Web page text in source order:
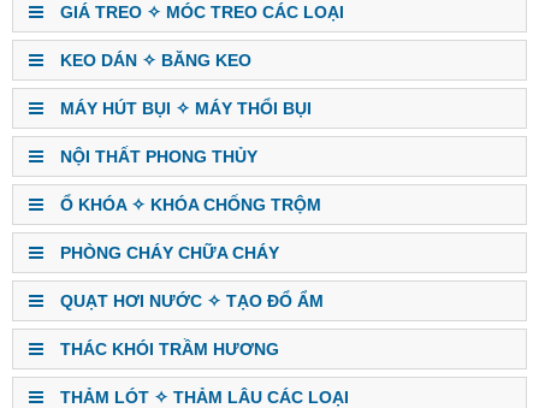
GIÁ TREO ✧ MÓC TREO CÁC LOẠI
KEO DÁN ✧ BĂNG KEO
MÁY HÚT BỤI ✧ MÁY THỔI BỤI
NỘI THẤT PHONG THỦY
Ổ KHÓA ✧ KHÓA CHỐNG TRỘM
PHÒNG CHÁY CHỮA CHÁY
QUẠT HƠI NƯỚC ✧ TẠO ĐỔ ẨM
THÁC KHÓI TRẦM HƯƠNG
THẢM LÓT ✧ THẢM LÂU CÁC LOẠI